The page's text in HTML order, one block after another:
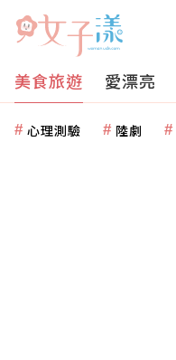
美食旅遊 愛漂亮
心理測驗 陸劇